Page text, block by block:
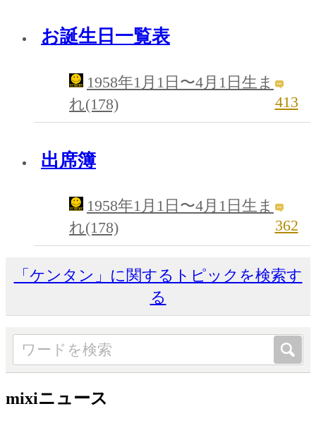
お誕生日一覧表
1958年1月1日〜4月1日生ま
れ(178)
413
出席簿
1958年1月1日〜4月1日生ま
れ(178)
362
「ケンタン」に関するトピックを検索す
る
mixiニュース